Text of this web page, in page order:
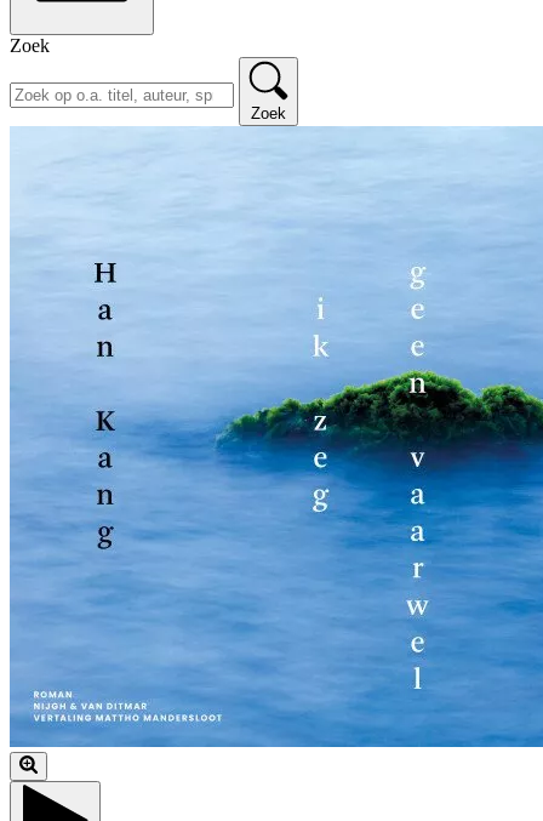
Zoek
Zoek